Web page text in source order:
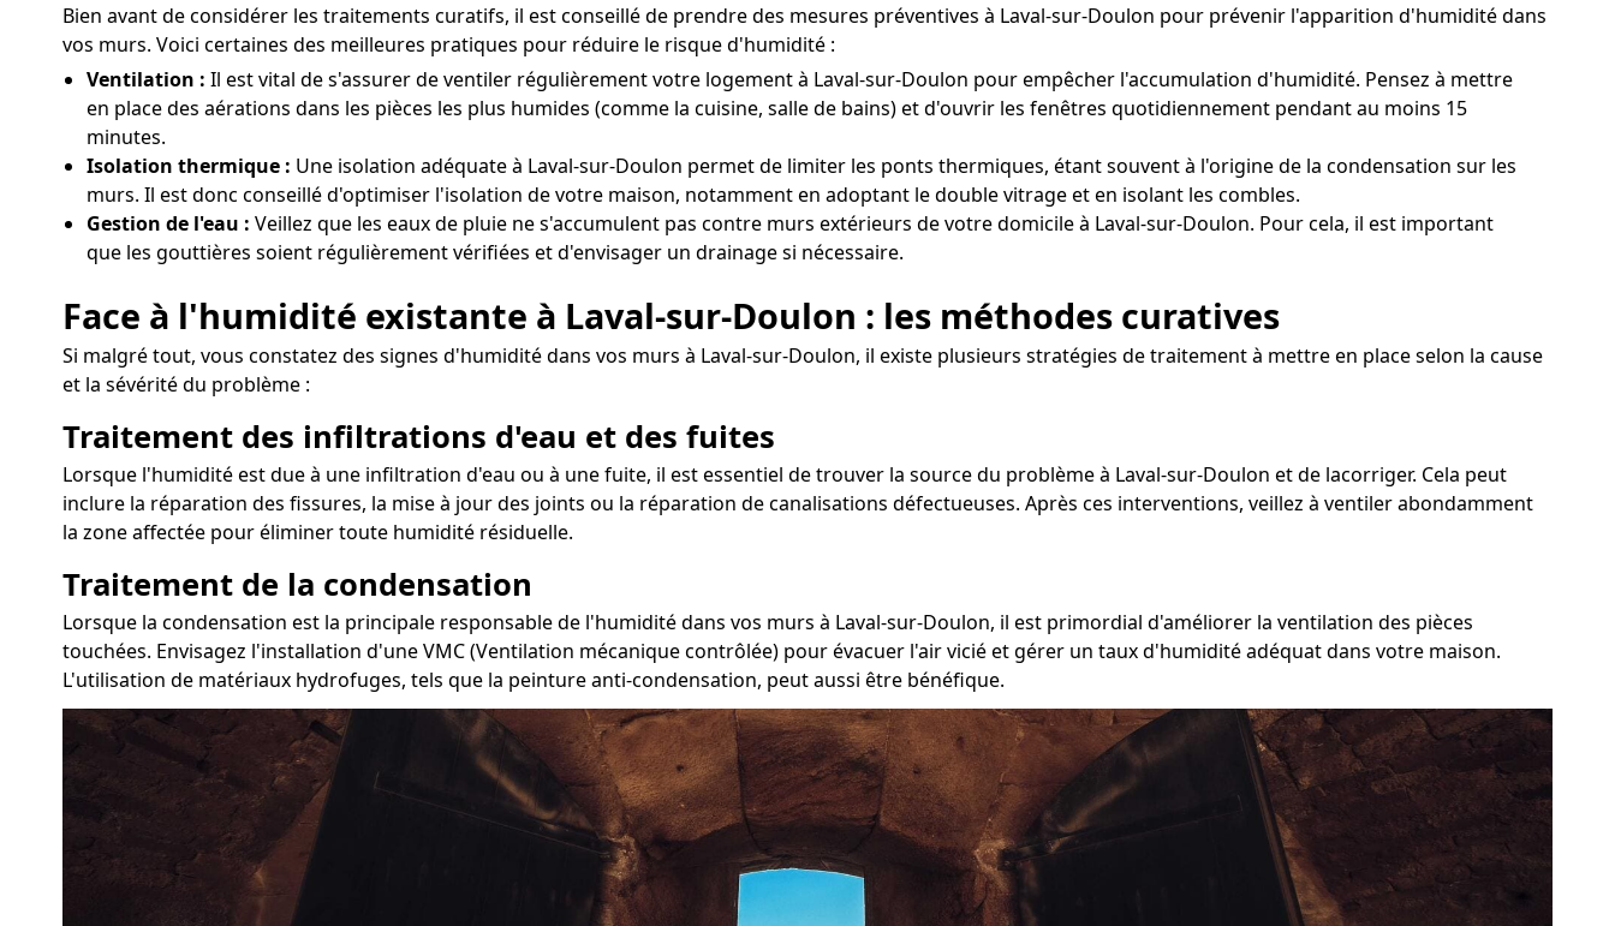
Bien avant de considérer les traitements curatifs, il est conseillé de prendre des mesures préventives à Laval-sur-Doulon pour prévenir l'apparition d'humidité dans
vos murs. Voici certaines des meilleures pratiques pour réduire le risque d'humidité :
Ventilation : Il est vital de s'assurer de ventiler régulièrement votre logement à Laval-sur-Doulon pour empêcher l'accumulation d'humidité. Pensez à mettre
en place des aérations dans les pièces les plus humides (comme la cuisine, salle de bains) et d'ouvrir les fenêtres quotidiennement pendant au moins 15
minutes.
Isolation thermique : Une isolation adéquate à Laval-sur-Doulon permet de limiter les ponts thermiques, étant souvent à l'origine de la condensation sur les
murs. Il est donc conseillé d'optimiser l'isolation de votre maison, notamment en adoptant le double vitrage et en isolant les combles.
Gestion de l'eau : Veillez que les eaux de pluie ne s'accumulent pas contre murs extérieurs de votre domicile à Laval-sur-Doulon. Pour cela, il est important
que les gouttières soient régulièrement vérifiées et d'envisager un drainage si nécessaire.
Face à l'humidité existante à Laval-sur-Doulon : les méthodes curatives
Si malgré tout, vous constatez des signes d'humidité dans vos murs à Laval-sur-Doulon, il existe plusieurs stratégies de traitement à mettre en place selon la cause
et la sévérité du problème :
Traitement des infiltrations d'eau et des fuites
Lorsque l'humidité est due à une infiltration d'eau ou à une fuite, il est essentiel de trouver la source du problème à Laval-sur-Doulon et de lacorriger. Cela peut
inclure la réparation des fissures, la mise à jour des joints ou la réparation de canalisations défectueuses. Après ces interventions, veillez à ventiler abondamment
la zone affectée pour éliminer toute humidité résiduelle.
Traitement de la condensation
Lorsque la condensation est la principale responsable de l'humidité dans vos murs à Laval-sur-Doulon, il est primordial d'améliorer la ventilation des pièces
touchées. Envisagez l'installation d'une VMC (Ventilation mécanique contrôlée) pour évacuer l'air vicié et gérer un taux d'humidité adéquat dans votre maison.
L'utilisation de matériaux hydrofuges, tels que la peinture anti-condensation, peut aussi être bénéfique.